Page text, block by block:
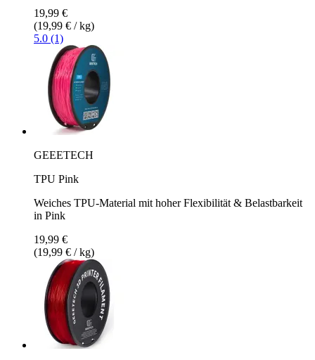
19,99 €
(19,99 € / kg)
5.0 (1)
GEEETECH
TPU Pink
Weiches TPU-Material mit hoher Flexibilität & Belastbarkeit
in Pink
19,99 €
(19,99 € / kg)